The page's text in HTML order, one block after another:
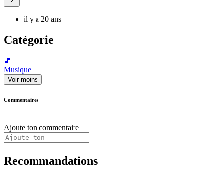
il y a 20 ans
Catégorie
🎵
Musique
Voir moins
Commentaires
Ajoute ton commentaire
Recommandations